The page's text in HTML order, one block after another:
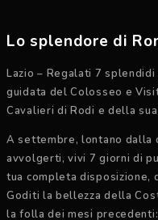
Lo splendore di
Lazio – Regalati 7
guidata del Colosseo e
Cavalieri di Rodi e della
A settembre, lontano dalla
avvolgerti, vivi 7 giorni di
tua completa disposizione,
Goditi la bellezza della
la folla dei mesi